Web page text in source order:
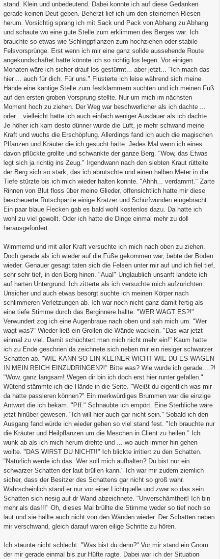
stand. Klein und unbedeutend. Dabei konnte ich auf diese Gedanken
gerade keinen Deut geben. Beherzt lief ich um den steinernen Riesen
herum. Vorsichtig sprang ich mit Sack und Pack von Abhang zu Abhang
und schaute wo eine gute Stelle zum erklimmen des Berges war. Ich
brauchte so etwas wie Schlingpflanzen zum hochziehen oder stabile
Felsvorsprünge. Erst wenn ich mir eine ganz solide aussehende Route
angekundschaftet hatte könnte ich so richtig los legen. Vor einigen
Monaten wäre ich sicher drauf los gestürmt... aber jetzt... "Ich mach das
hier ... auch für dich. Für uns." Flüsterte ich leise während sich meine
Hände eine kantige Stelle zum festklammern suchten und ich meinen Fuß
auf den ersten groben Vorsprung stellte. Nur um mich im nächsten
Moment hoch zu ziehen. Der Weg war beschwerlicher als ich dachte ...
oder... vielleicht hatte ich auch einfach weniger Ausdauer als ich dachte.
Je höher ich kam desto dünner wurde die Luft, je mehr schwand meine
Kraft und wuchs die Erschöpfung. Allerdings fand ich auch die magischen
Plfanzen und Kräuter die ich gesucht hatte. Jedes Mal wenn ich eines
davon pflückte grollte und schwankte der ganze Berg. "Wow, das Etwas
legt sich ja richtig ins Zeug." Irgendwann nach den siebten Kraut rüttelte
der Berg sich so stark, das ich abrutschte und einen halben Meter in die
Tiefe stürzte bis ich mich wieder halten konnte. "Ahhh... verdammt." Zarte
Rinnen von Blut floss über meine Glieder, offensichtlich hatte mir diese
bescheuerte Rutschpartie einige Kratzer und Schürfwunden eingebracht.
Ein paar blaue Flecken gab es bald wohl kostenlos dazu. Da hatte ich
wohl zu viel gewollt. Oder ich hatte die Dinge einmal mehr zu doll
herausgefordert.
Wimmernd und mit aller Kraft versuchte ich mich nach oben zu ziehen.
Doch gerade als ich wieder auf die Füße gekommen war, bebte der Boden
wieder. Genauer gesagt taten sich die Felsen unter mir auf und ich fiel tief,
sehr sehr tief, in den Berg hinen. "Aua!" Unglaublich unsanft landete ich
auf harten Untergrund. Ich zitterte als ich versuchte mich aufzurichten.
Unsicher und auch etwas besorgt suchte ich meinen Körper nach
schlimmeren Verletzungen ab. Ich war noch nicht ganz damit fertig als
eine tiefe Stimme durch das Berginnere hallte. "WER WAGT ES?!"
Verwundert zog ich eine Augenbraue nach oben und sah mich um. "Wer
wagt was?" Wieder ließ ein Grollen die Wände wackeln. "Das war jetzt
einmal zu viel. Damit schüchtert man mich nicht mehr ein!" Kaum hatte
ich zu Ende geschrien da zeichnete sich neben mir ein riesiger schwarzer
Schatten ab. "WIE KANN SO EIN KLEINER WICHT WIE DU ES WAGEN
IN MEIN REICH EINZUDRINGEN?!" Bitte was? Wie wurde ich gerade....?!
"Wow, ganz langsam! Wegen dir bin ich doch erst hier runter gefallen."
Wütend stämmte ich die Hände in die Seite. "Weißt du eigentlich was mir
da hätte passieren können?" Ein merkwürdiges Brummen war die einzige
Antwort die ich bekam. "Pff." Schnaubte ich empört. Eine Sterbliche wäre
jetzt hinüber gewesen. "Ich will hier auch gar nicht sein." Sobald ich den
Ausgang fand würde ich wieder gehen so viel stand fest. "Ich brauchte nur
die Kräuter und Heilpflanzen um die Meschen in Client zu heilen." Ich
wunk ab als ich mich herum drehte und ... wo auch immer hin gehen
wollte. "DAS WIRST DU NICHT!!" Ich blickte irritiert zu den Schatten.
"Natürlich werde ich das. Wer soll mich aufhalten? Du bist nur ein
schwarzer Schatten der laut brüllen kann." Ich war mir zudem ziemlich
sicher, dass der Besitzer des Schattens gar nicht so groß wahr.
Wahrscheinlich stand er nur vor einer Lichtquelle und zwar so das sein
Schatten sich riesig auf dr Wand abzeichnete. "Unverschämtheit! Ich bin
mehr als das!!!" Oh, dieses Mal brüllte die Stimme weder so tief noch so
laut und sie hallte auch nicht von den Wänden wieder. Der Schatten neben
mir verschwand, gleich darauf waren eilige Schritte zu hören.
Ich staunte nicht schlecht. "Was bist du denn?" Vor mir stand ein Gnom
der mir gerade einmal bis zur Hüfte ragte. Dabei war ich der Situation